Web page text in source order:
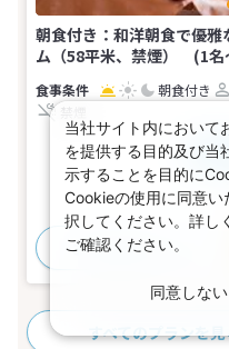
朝食付き：和洋朝食で優
ム（58平米、禁煙） (1名
朝食付き
おと
おすすめポイント
すべてのプランを
当社サイト内において
を提供する目的及び当
示することを目的に
Cookieの使用に同意い
択してください。詳し
ご確認ください。
同意しない